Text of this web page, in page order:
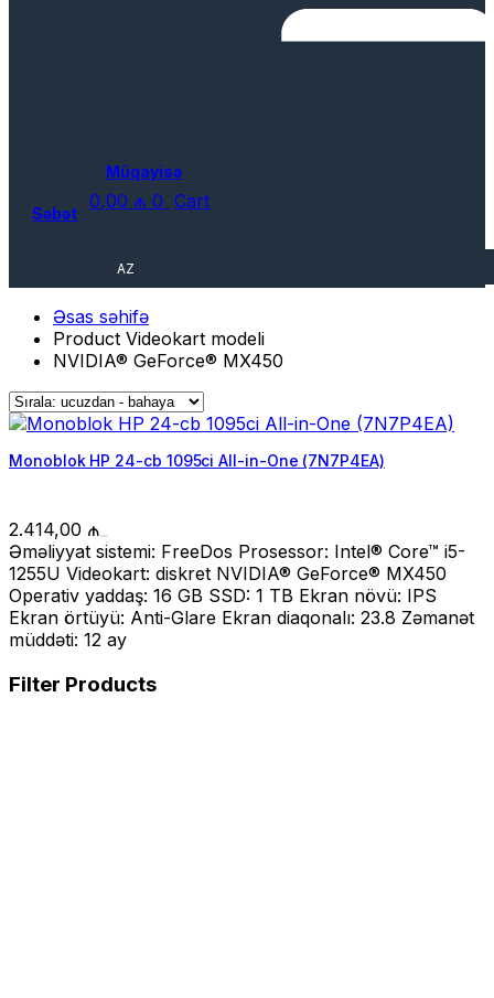
Müqayisə
0,00 ₼ 0 Cart
Səbət
AZ
Əsas səhifə
Product Videokart modeli
NVIDIA® GeForce® MX450
Monoblok HP 24-cb 1095ci All-in-One (7N7P4EA)
2.414,00 ₼
Əməliyyat sistemi: FreeDos Prosessor: Intel® Core™ i5-
1255U Videokart: diskret NVIDIA® GeForce® MX450
Operativ yaddaş: 16 GB SSD: 1 TB Ekran növü: IPS
Ekran örtüyü: Anti-Glare Ekran diaqonalı: 23.8 Zəmanət
müddəti: 12 ay
Filter Products